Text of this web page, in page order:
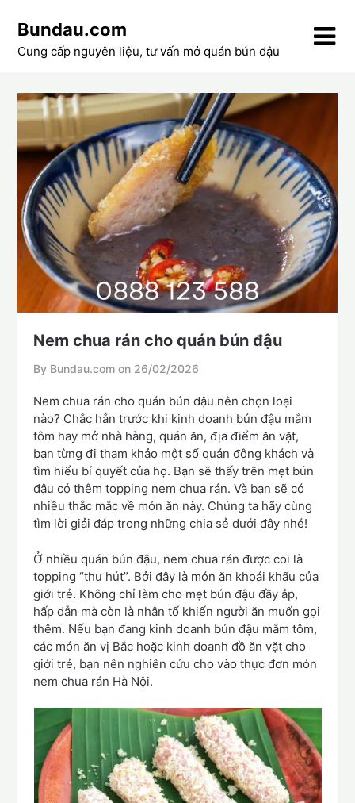
content
Bundau.com
Cung cấp nguyên liệu, tư vấn mở quán bún đậu
Nem chua rán cho quán bún đậu
By Bundau.com on 26/02/2026
Nem chua rán cho quán bún đậu nên chọn loại
nào? Chắc hẳn trước khi kinh doanh bún đậu mắm
tôm hay mở nhà hàng, quán ăn, địa điểm ăn vặt,
bạn từng đi tham khảo một số quán đông khách và
tìm hiểu bí quyết của họ. Bạn sẽ thấy trên mẹt bún
đậu có thêm topping nem chua rán. Và bạn sẽ có
nhiều thắc mắc về món ăn này. Chúng ta hãy cùng
tìm lời giải đáp trong những chia sẻ dưới đây nhé!
Ở nhiều quán bún đậu, nem chua rán được coi là
topping “thu hút”. Bởi đây là món ăn khoái khẩu của
giới trẻ. Không chỉ làm cho mẹt bún đậu đầy ắp,
hấp dẫn mà còn là nhân tố khiến người ăn muốn gọi
thêm. Nếu bạn đang kinh doanh bún đậu mắm tôm,
các món ăn vị Bắc hoặc kinh doanh đồ ăn vặt cho
giới trẻ, bạn nên nghiên cứu cho vào thực đơn món
nem chua rán Hà Nội.